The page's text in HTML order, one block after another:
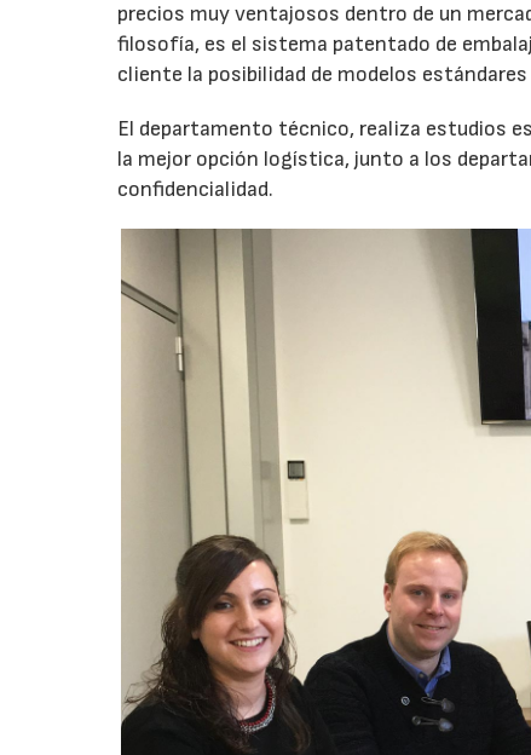
precios muy ventajosos dentro de un
filosofía, es el sistema patentado de
cliente la posibilidad de modelos
El departamento técnico, realiza estudios
la mejor opción logística, junto a los
confidencialidad.